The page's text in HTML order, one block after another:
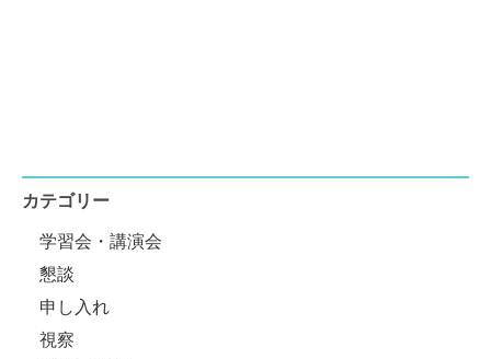
カテゴリー
学習会・講演会
懇談
申し入れ
視察